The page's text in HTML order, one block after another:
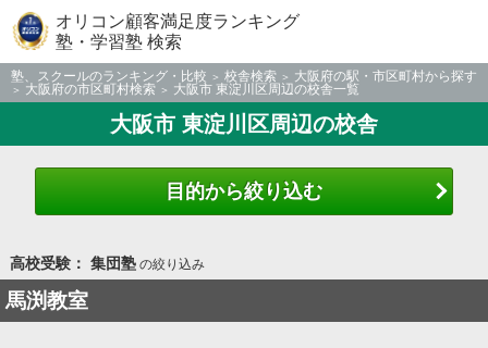
オリコン顧客満足度ランキング
塾・学習塾 検索
塾、スクールのランキング・比較 校舎検索
大阪府の駅・市区町村から探す
大阪府の市区町村検索
大阪市 東淀川区周辺の校舎一覧
大阪市 東淀川区周辺の校舎
目的から絞り込む
高校受験： 集団塾の絞り込み
馬渕教室